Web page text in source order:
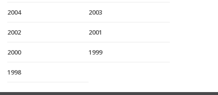
2004 2003
2002 2001
2000 1999
1998